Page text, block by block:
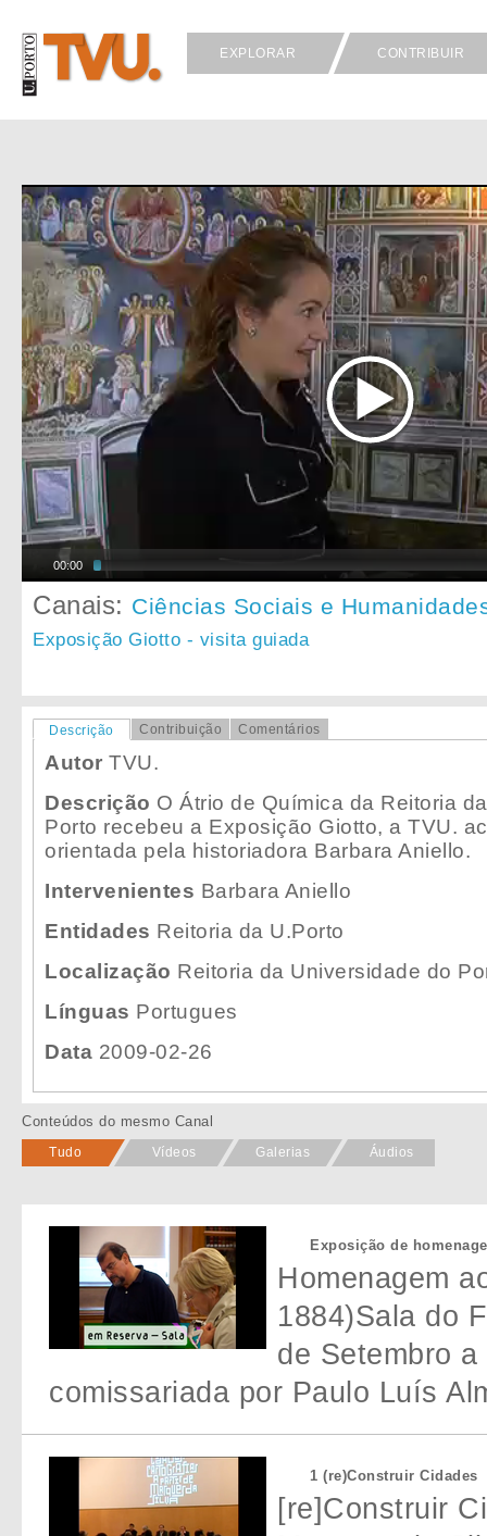
EXPLORAR CONTRIBUIR
00:00
Canais: Ciências Sociais e
Exposição Giotto - visita guiada
Descrição Contribuição Comentários
Autor TVU.
Descrição O Átrio de Química da Reitoria
Porto recebeu a Exposição Giotto, a TVU.
orientada pela historiadora Barbara Aniello.
Intervenientes Barbara Aniello
Entidades Reitoria da U.Porto
Localização Reitoria da Universidade do
Línguas Portugues
Data 2009-02-26
Conteúdos do mesmo Canal
Tudo Vídeos Galerias Áudios
Exposição de
Homenagem
1884)Sala do
de Setembro
comissariada por Paulo Luís
1 (re)Construir Cidades
[re]Construir